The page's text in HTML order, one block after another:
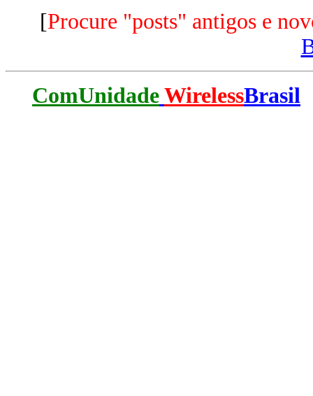
[Procure "posts" antigos e
ComUnidade WirelessBrasil